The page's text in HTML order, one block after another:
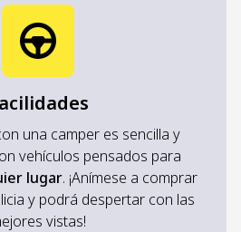
una camper es sencilla y
vehículos pensados para
lugar. ¡Anímese a comprar
y podrá despertar con las
vistas!